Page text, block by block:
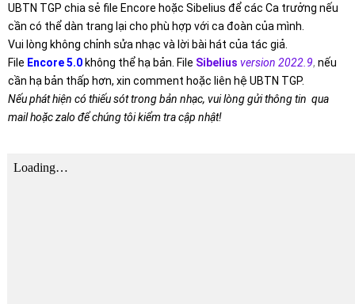
UBTN TGP chia sẻ file Encore hoặc Sibelius để các Ca trưởng nếu
cần có thể dàn trang lại cho phù hợp với ca đoàn của mình.
Vui lòng không chỉnh sửa nhạc và lời bài hát của tác giả.
File Encore 5.0không thể hạ bản. File Sibelius version 2022.9, nếu
cần hạ bản thấp hơn, xin comment hoặc liên hệ UBTN TGP.
Nếu phát hiện có thiếu sót trong bản nhạc, vui lòng gửi thông tin qua
mail hoặc zalo để chúng tôi kiểm tra cập nhật!